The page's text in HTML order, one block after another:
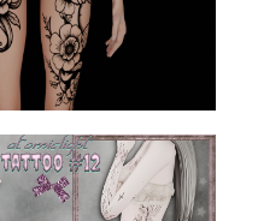
HQ by P.PENG